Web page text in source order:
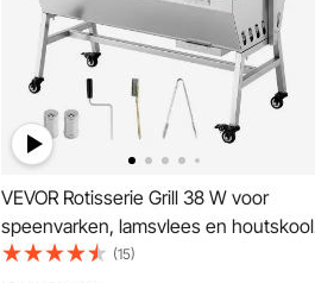
VEVOR Rotisserie Grill 38 W voor
speenvarken, lamsvlees en houtskool
(94 cm grilllengte) met een
(15)